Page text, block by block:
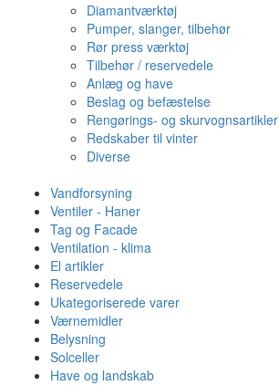
Diamantværktøj
Pumper, slanger, tilbehør
Rør press værktøj
Tilbehør / reservedele
Anlæg og have
Beslag og befæstelse
Rengørings- og skurvognsartikler
Redskaber til vinter
Diverse
Vandforsyning
Ventiler - Haner
Tag og Facade
Ventilation - klima
El artikler
Reservedele
Ukategoriserede varer
Værnemidler
Belysning
Solceller
Have og landskab